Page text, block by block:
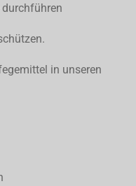
in unseren